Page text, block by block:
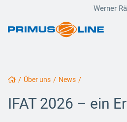
Werner
/ Über uns / News /
IFAT 2026 – ein